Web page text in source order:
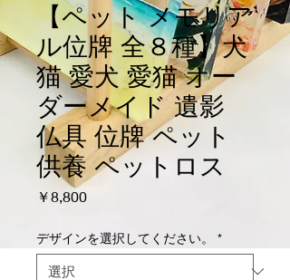
【ペット メモリア
ル位牌 全８種】犬
猫 愛犬 愛猫 オー
ダーメイド 遺影
仏具 位牌 ペット
供養 ペットロス
￥8,800価
デザインを選択してください。 *